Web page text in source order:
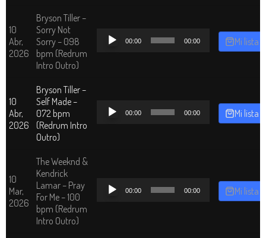
10
Abr,
2026
Bryson Tiller –
Sorry Not
Sorry – 098
bpm (Redrum
Intro Outro)
Reproductor
00:00 00:00 Mi lista
10
Abr,
2026
Bryson Tiller –
Self Made –
072 bpm
(Redrum Intro
Outro)
Reproductor
00:00 00:00 Mi lista
10
Mar,
2026
The Weeknd &
Kendrick
Lamar – Pray
For Me – 100
bpm (Redrum
Intro Outro)
Reproductor
00:00 00:00 Mi lista